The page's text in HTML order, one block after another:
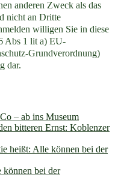
anderen Zweck als das
nicht an Dritte
willigen Sie in diese
Abs 1 lit a) EU-
Grundverordnung)
dar.
– ab ins Museum
bitteren Ernst: Koblenzer
heißt: Alle können bei der
bei der